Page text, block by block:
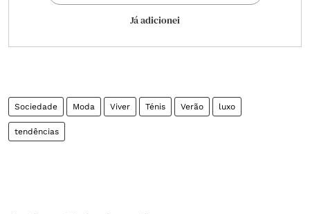
Já adicionei
Sociedade Moda Viver Ténis Verão luxo
tendências